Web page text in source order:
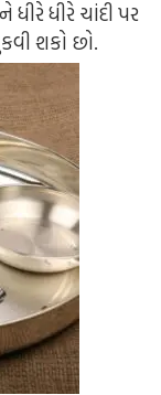
ધીરે ચાંદી પર
શકો છો.